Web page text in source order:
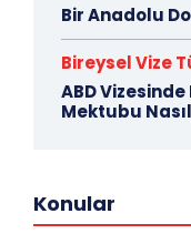
Bir Anadolu
Bireysel Vize
ABD
Mektubu Nasıl
Konular